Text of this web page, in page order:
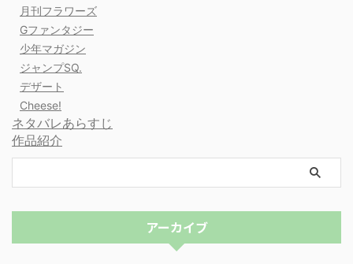
月刊フラワーズ
Gファンタジー
少年マガジン
ジャンプSQ.
デザート
Cheese!
ネタバレあらすじ
作品紹介
アーカイブ